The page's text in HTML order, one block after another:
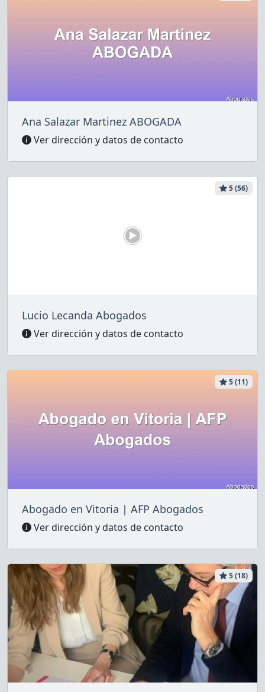
Ana Salazar Martinez ABOGADA
Ver dirección y datos de contacto
5 (56)
Lucio Lecanda Abogados
Ver dirección y datos de contacto
5 (11)
Abogado en Vitoria | AFP Abogados
Ver dirección y datos de contacto
5 (18)